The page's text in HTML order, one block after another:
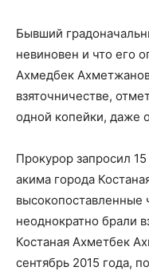
Бывший
невиновен и что его
Ахмедбек
взяточничестве,
одной копейки, даже
Прокурор запросил
акима города
высокопоставленные
неоднократно брали
Костаная Ахметбек
сентябрь 2015 года,